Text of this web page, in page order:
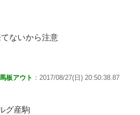
ないから注意
板アウト ：2017/08/27(日) 20:50:38.87
グ産駒